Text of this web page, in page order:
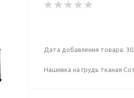
Дата добавления товара:
Нашивка на грудь тканая